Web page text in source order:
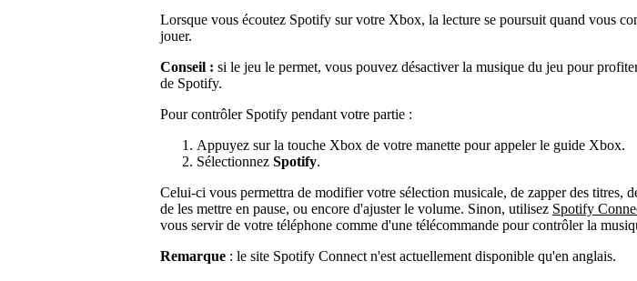
Lorsque vous écoutez Spotify sur votre Xbox, la lecture se poursuit quand vous
jouer.
Conseil : si le jeu le permet, vous pouvez désactiver la musique du jeu pour
de Spotify.
Pour contrôler Spotify pendant votre partie :
Appuyez sur la touche Xbox de votre manette pour appeler le guide Xbox.
Sélectionnez Spotify.
Celui-ci vous permettra de modifier votre sélection musicale, de zapper des titres,
de les mettre en pause, ou encore d'ajuster le volume. Sinon, utilisez Spotify
vous servir de votre téléphone comme d'une télécommande pour contrôler la
Remarque : le site Spotify Connect n'est actuellement disponible qu'en anglais.